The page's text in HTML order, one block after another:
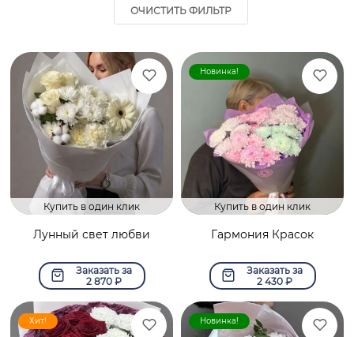
ОЧИСТИТЬ ФИЛЬТР
Купить в один клик
Лунный свет любви
Заказать за
2 870₽
Новинка!
Купить в один клик
Гармония Красок
Заказать за
2 430₽
Хит! Новинка!